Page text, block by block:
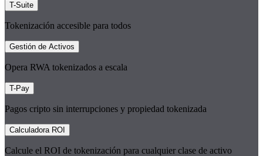
T-Suite
Tokenización accesible para todos
Gestión de Activos
Opera RWA tokenizados a escala
T-Pay
Pagos cripto sin interrupciones y propiedad tokenizada
Calculadora ROI
Calcule el ROI de tokenización para cualquier clase de activo